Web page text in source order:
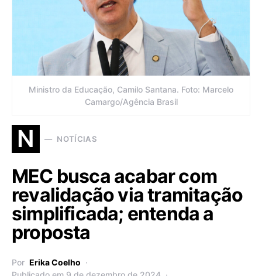
Ministro da Educação, Camilo Santana. Foto: Marcelo
Camargo/Agência Brasil
N NOTÍCIAS
MEC busca acabar com
revalidação via tramitação
simplificada; entenda a
proposta
Por Erika Coelho